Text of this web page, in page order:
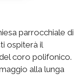
parrocchiale di
ospiterà il
coro polifonico.
alla lunga